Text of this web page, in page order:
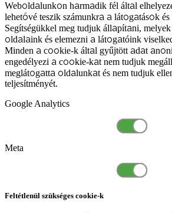
Weboldalunkon harmadik fél által
lehetővé teszik számunkra a látogatások
Segítségükkel meg tudjuk állapítani,
oldalaink és elemezni a látogatóink
Minden a cookie-k által gyűjtött adat
engedélyezi a cookie-kat nem tudjuk
meglátogatta oldalunkat és nem tudjuk
teljesítményét.
Google Analytics
Meta
Feltétlenül szükséges cookie-k